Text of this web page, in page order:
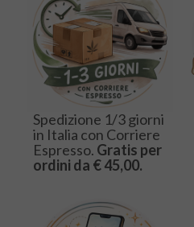
Spedizione 1/3 giorni
in Italia con Corriere
Espresso. Gratis per
ordini da € 45,00.